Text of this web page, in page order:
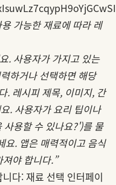
가능한 재료에 따라 레
. 사용자가 가지고 있는
하거나 선택하면 해당
. 레시피 제목, 이미지, 간
. 사용자가 요리 팁이나
사용할 수 있나요?')를 물
요. 앱은 매력적이고 음식
야 합니다.”
다: 재료 선택 인터페이